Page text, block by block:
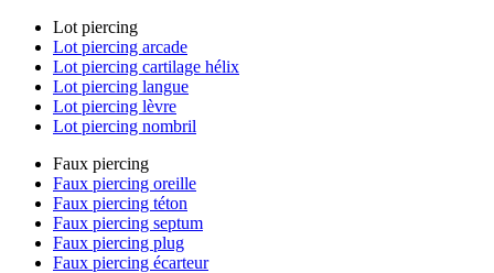
Lot piercing
Lot piercing arcade
Lot piercing cartilage hélix
Lot piercing langue
Lot piercing lèvre
Lot piercing nombril
Faux piercing
Faux piercing oreille
Faux piercing téton
Faux piercing septum
Faux piercing plug
Faux piercing écarteur